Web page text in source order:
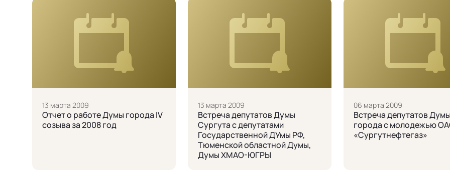
13 марта 2009
Отчет о работе Думы города IV
созыва за 2008 год
13 марта 2009
Встреча депутатов Думы
Сургута с депутатами
Государственной ДУмы РФ,
Тюменской областной Думы,
Думы ХМАО-ЮГРЫ
06 марта 2009
Встреча депутатов
города с молодежью
«Сургутнефтегаз»